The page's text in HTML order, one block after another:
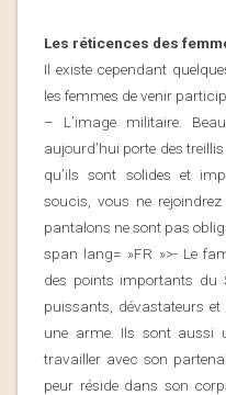
Les réticences des
Il existe cependant
les femmes de venir
– L’image militaire.
aujourd’hui porte des
qu’ils sont solides et
soucis, vous ne
pantalons ne sont pas
span lang= »FR »>- Le
des points importants du
puissants, dévastateurs
une arme. Ils sont aussi
travailler avec son
peur réside dans son